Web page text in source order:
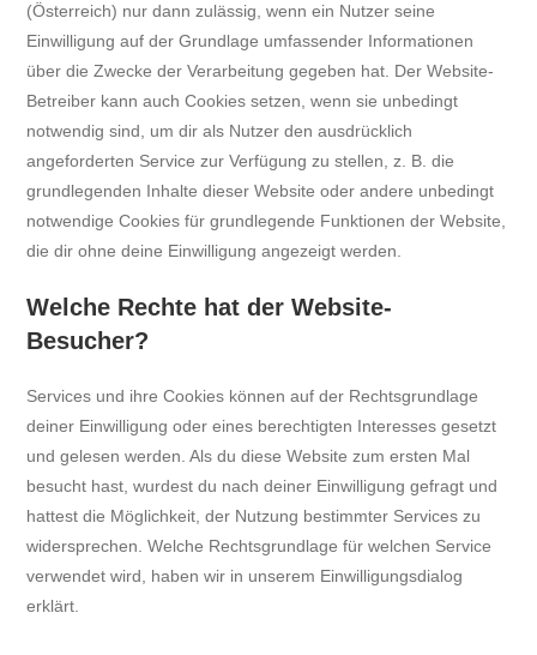
(Österreich) nur dann zulässig, wenn ein Nutzer seine
Einwilligung auf der Grundlage umfassender Informationen
über die Zwecke der Verarbeitung gegeben hat. Der Website-
Betreiber kann auch Cookies setzen, wenn sie unbedingt
notwendig sind, um dir als Nutzer den ausdrücklich
angeforderten Service zur Verfügung zu stellen, z. B. die
grundlegenden Inhalte dieser Website oder andere unbedingt
notwendige Cookies für grundlegende Funktionen der Website,
die dir ohne deine Einwilligung angezeigt werden.
Welche Rechte hat der Website-
Besucher?
Services und ihre Cookies können auf der Rechtsgrundlage
deiner Einwilligung oder eines berechtigten Interesses gesetzt
und gelesen werden. Als du diese Website zum ersten Mal
besucht hast, wurdest du nach deiner Einwilligung gefragt und
hattest die Möglichkeit, der Nutzung bestimmter Services zu
widersprechen. Welche Rechtsgrundlage für welchen Service
verwendet wird, haben wir in unserem Einwilligungsdialog
erklärt.